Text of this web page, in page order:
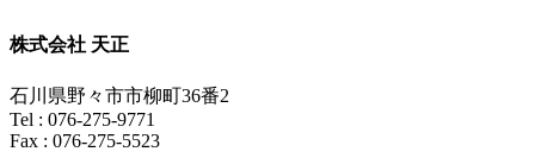
株式会社 天正
石川県野々市市柳町36番2
Tel : 076-275-9771
Fax : 076-275-5523